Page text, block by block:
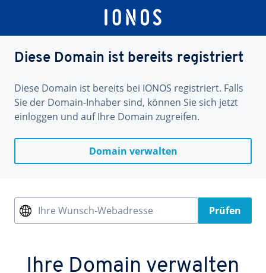
Diese Domain ist bereits registriert
Diese Domain ist bereits bei IONOS registriert. Falls
Sie der Domain-Inhaber sind, können Sie sich jetzt
einloggen und auf Ihre Domain zugreifen.
Domain verwalten
Ihre Wunsch-Webadresse Prüfen
Ihre Domain verwalten